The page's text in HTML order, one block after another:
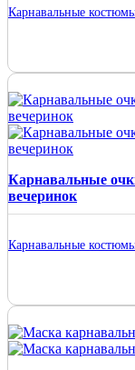
Карнавальные
Карнавальные
вечеринок
Карнавальные